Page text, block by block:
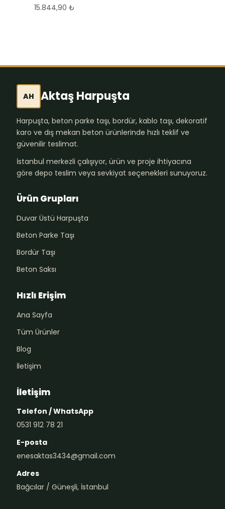
15.844,90 ₺
AH Aktaş Harpuşta
Harpuşta, beton parke taşı, bordür, kablo taşı, dekoratif
karo ve dış mekan beton ürünlerinde hızlı teklif ve
güvenilir teslimat.
İstanbul merkezli çalışıyor, ürün ve proje ihtiyacına
göre depo teslim veya sevkiyat seçenekleri sunuyoruz.
Ürün Grupları
Duvar Üstü Harpuşta
Beton Parke Taşı
Bordür Taşı
Beton Saksı
Hızlı Erişim
Ana Sayfa
Tüm Ürünler
Blog
İletişim
İletişim
Telefon / WhatsApp
0531 912 78 21
E-posta
enesaktas3434@gmail.com
Adres
Bağcılar / Güneşli, İstanbul